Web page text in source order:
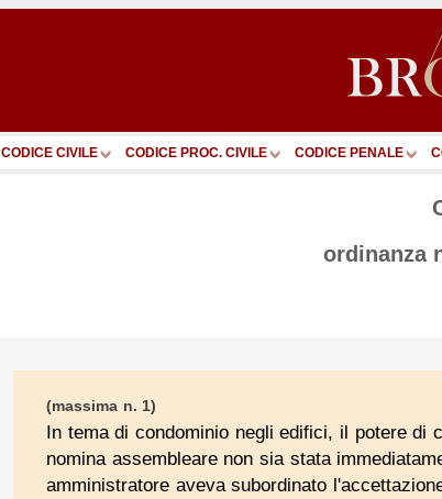
CODICE CIVILE CODICE PROC. CIVILE CODICE PENALE
ordinanza
(massima n. 1)
In tema di condominio negli edifici, il potere di
nomina assembleare non sia stata
amministratore aveva subordinato